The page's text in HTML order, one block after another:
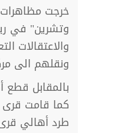
خرجت
وتشرين" في
والاعتقالات
ونقلهم الى
كما قامت قرى
طرد أهالي